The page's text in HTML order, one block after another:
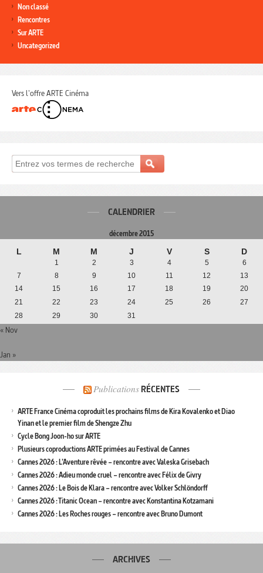
Non classé
Rencontres
Sur ARTE
Uncategorized
Vers l'offre ARTE Cinéma
CALENDRIER
décembre 2015
L M M J V S D
1 2 3 4 5
6
7
8 9 10 11 12
13
14
15 16 17 18 19
20
21
22 23 24 25 26
27
28
29 30 31
« Nov
Jan »
Publications RÉCENTES
ARTE France Cinéma coproduit les prochains films de Kira Kovalenko et Diao
Yinan et le premier film de Shengze Zhu
Cycle Bong Joon-ho sur ARTE
Plusieurs coproductions ARTE primées au Festival de Cannes
Cannes 2026 : L’Aventure rêvée – rencontre avec Valeska Grisebach
Cannes 2026 : Adieu monde cruel – rencontre avec Félix de Givry
Cannes 2026 : Le Bois de Klara – rencontre avec Volker Schlöndorff
Cannes 2026 : Titanic Ocean – rencontre avec Konstantina Kotzamani
Cannes 2026 : Les Roches rouges – rencontre avec Bruno Dumont
ARCHIVES